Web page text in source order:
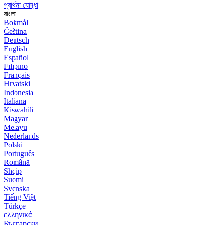
প্রার্থনা যোদ্ধা
বাংলা
Bokmål
Čeština
Deutsch
English
Español
Filipino
Français
Hrvatski
Indonesia
Italiana
Kiswahili
Magyar
Melayu
Nederlands
Polski
Português
Română
Shqip
Suomi
Svenska
Tiếng Việt
Türkçe
ελληνικά
Български